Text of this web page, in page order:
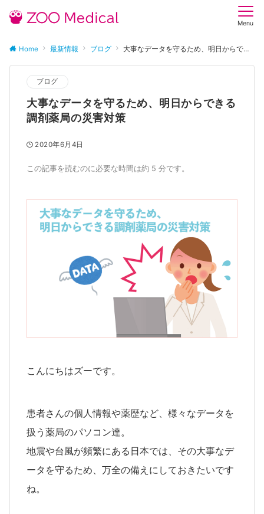
Menu
Home 最新情報 ブログ 大事なデータを守るため、明日からできる調剤薬局の災害対策
ブログ
大事なデータを守るため、明日からできる
調剤薬局の災害対策
2020年6月4日
この記事を読むのに必要な時間は約 5 分です。
こんにちはズーです。
患者さんの個人情報や薬歴など、様々なデータを
扱う薬局のパソコン達。
地震や台風が頻繁にある日本では、その大事なデ
ータを守るため、万全の備えにしておきたいです
ね。